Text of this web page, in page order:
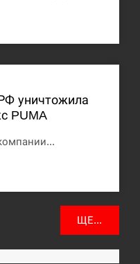
уничтожила
PUMA
ЩЕ...